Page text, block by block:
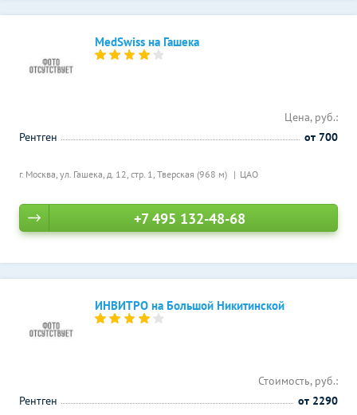
MedSwiss на Гашека
г. Москва, ул. Гашека, д. 12, стр. 1, Тверская (968 м) ЦАО
Цена, руб.:
Рентген
от 700
+7 495 132-48-68
ИНВИТРО на Большой Никитинской
Стоимость, руб.:
Рентген
от 2290